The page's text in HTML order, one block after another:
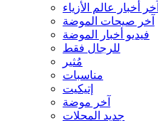
آخر أخبار عالم الأزياء
آخر صيحات الموضة
فيديو أخبار الموضة
للرجال فقط
مُثير
مناسبات
إتيكيت
آخر موضة
جديد المحلات